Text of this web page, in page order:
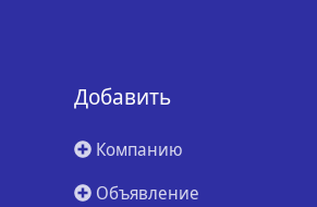
Добавить
Компанию
Объявление